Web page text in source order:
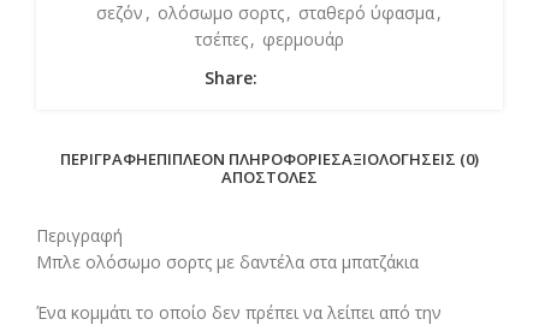
σεζόν , ολόσωμο σορτς, σταθερό ύφασμα,
τσέπες, φερμουάρ
Share:
ΠΕΡΙΓΡΑΦΉΕΠΙΠΛΈΟΝ ΠΛΗΡΟΦΟΡΊΕΣΑΞΙΟΛΟΓΉΣΕΙΣ (0)
ΑΠΟΣΤΟΛΈΣ
Περιγραφή
Μπλε ολόσωμο σορτς με δαντέλα στα μπατζάκια
Ένα κομμάτι το οποίο δεν πρέπει να λείπει από την